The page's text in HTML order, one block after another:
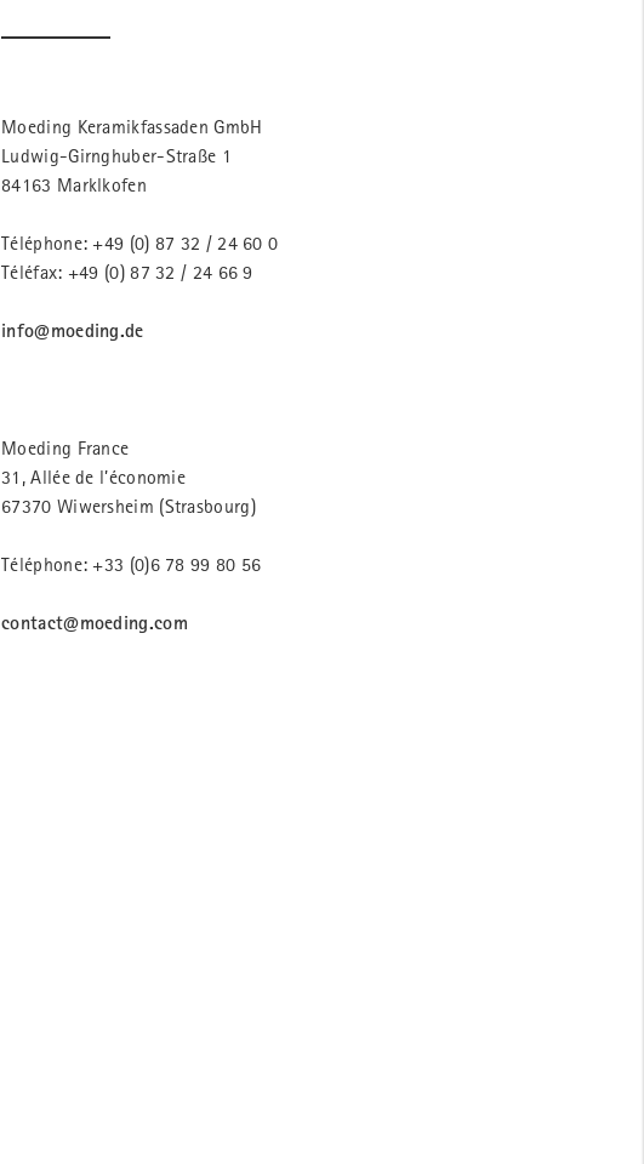
Moeding Keramikfassaden GmbH
Ludwig-Girnghuber-Straße 1
84163 Marklkofen
Téléphone: +49 (0) 87 32 / 24 60 0
Téléfax: +49 (0) 87 32 / 24 66 9
info@moeding.de
Moeding France
31, Allée de l’économie
67370 Wiwersheim (Strasbourg)
Téléphone: +33 (0)6 78 99 80 56
contact@moeding.com